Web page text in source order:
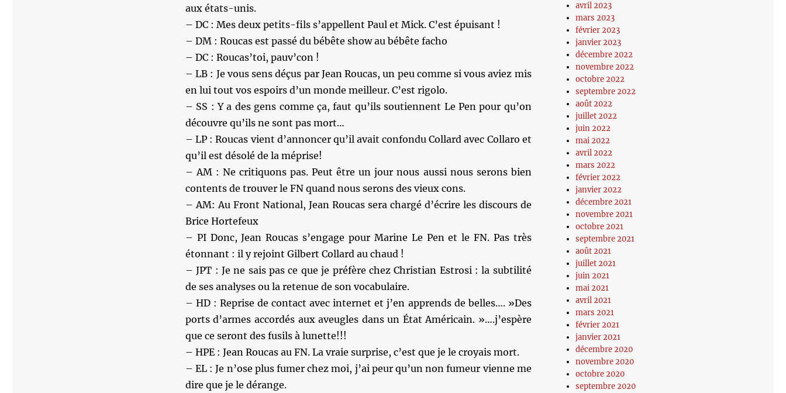
aux états-unis.
– DC : Mes deux petits-fils s’appellent Paul et Mick. C’est épuisant !
– DM : Roucas est passé du bébête show au bébête facho
– DC : Roucas’toi, pauv’con !
– LB : Je vous sens déçus par Jean Roucas, un peu comme si vous aviez mis
en lui tout vos espoirs d’un monde meilleur. C’est rigolo.
– SS : Y a des gens comme ça, faut qu’ils soutiennent Le Pen pour qu’on
découvre qu’ils ne sont pas mort…
– LP : Roucas vient d’annoncer qu’il avait confondu Collard avec Collaro et
qu’il est désolé de la méprise!
– AM : Ne critiquons pas. Peut être un jour nous aussi nous serons bien
contents de trouver le FN quand nous serons des vieux cons.
– AM: Au Front National, Jean Roucas sera chargé d’écrire les discours de
Brice Hortefeux
– PI Donc, Jean Roucas s’engage pour Marine Le Pen et le FN. Pas très
étonnant : il y rejoint Gilbert Collard au chaud !
– JPT : Je ne sais pas ce que je préfère chez Christian Estrosi : la subtilité
de ses analyses ou la retenue de son vocabulaire.
– HD : Reprise de contact avec internet et j’en apprends de belles…. »Des
ports d’armes accordés aux aveugles dans un État Américain. »….j’espère
que ce seront des fusils à lunette!!!
– HPE : Jean Roucas au FN. La vraie surprise, c’est que je le croyais mort.
– EL : Je n’ose plus fumer chez moi, j’ai peur qu’un non fumeur vienne me
dire que je le dérange.
avril 2023
mars 2023
février 2023
janvier 2023
décembre 2022
novembre 2022
octobre 2022
septembre 2022
août 2022
juillet 2022
juin 2022
mai 2022
avril 2022
mars 2022
février 2022
janvier 2022
décembre 2021
novembre 2021
octobre 2021
septembre 2021
août 2021
juillet 2021
juin 2021
mai 2021
avril 2021
mars 2021
février 2021
janvier 2021
décembre 2020
novembre 2020
octobre 2020
septembre 2020